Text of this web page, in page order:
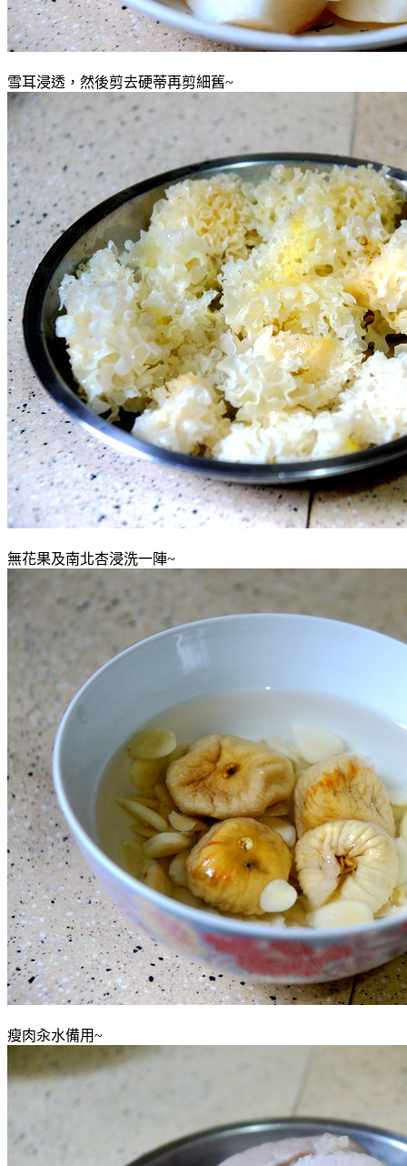
雪耳浸透，然後剪去硬蒂再剪細舊~
無花果及南北杏浸洗一陣~
瘦肉汆水備用~